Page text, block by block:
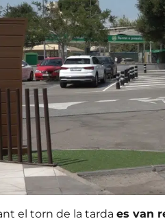
el torn de la tarda es van